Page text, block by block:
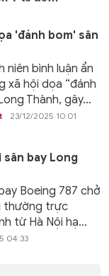
'đánh bom' sân
niên bình luận ẩn
xã hội dọa “đánh
Thành, gây...
23/12/2025 10:01
bay Long
Boeing 787 chở
thường trực
từ Hà Nội hạ...
04:33